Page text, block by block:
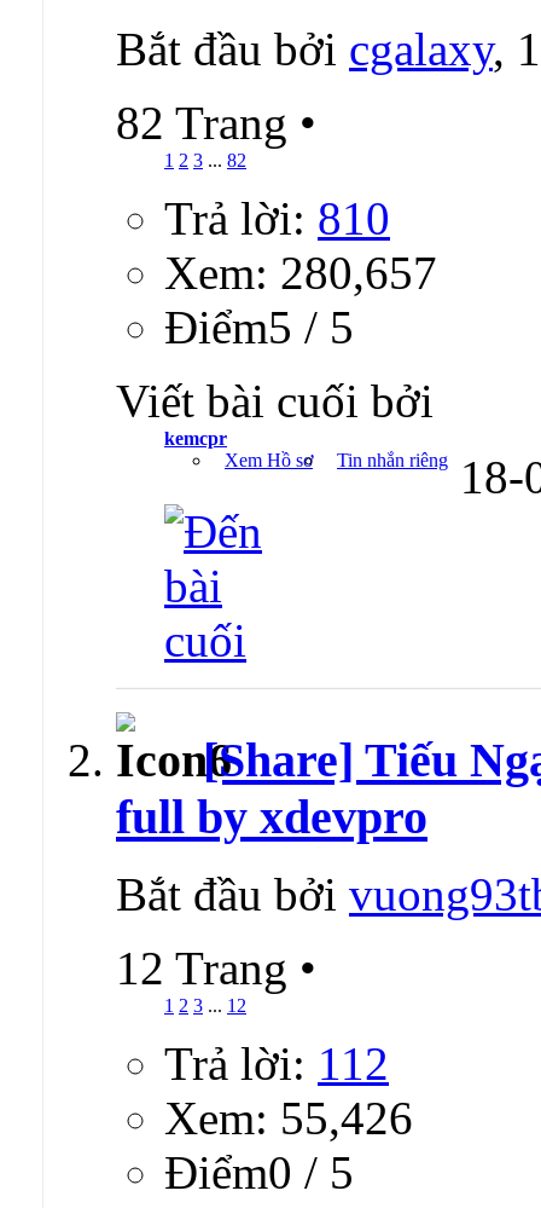
Bắt đầu bởi cgalaxy,
82 Trang •
1 2 3 ... 82
Trả lời: 810
Xem: 280,657
Ðiểm5 / 5
Viết bài cuối bởi
kemcpr
Xem Hồ sơ
Tin nhắn riêng
[Share] Tiếu
full by xdevpro
Bắt đầu bởi
12 Trang •
1 2 3 ... 12
Trả lời: 112
Xem: 55,426
Ðiểm0 / 5